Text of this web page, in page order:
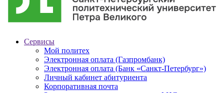
Сервисы
Мой политех
Электронная оплата (Газпромбанк)
Электронная оплата (Банк «Санкт-Петербург»)
Личный кабинет абитуриента
Корпоративная почта